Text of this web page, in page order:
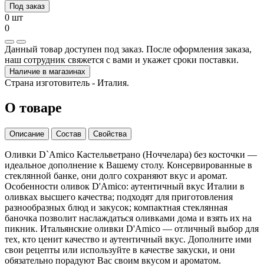
Под заказ
0 шт
0
Данный товар доступен под заказ. После оформления заказа,
наш сотрудник свяжется с вами и укажет сроки поставки.
Наличие в магазинах
Страна изготовитель - Италия.
О товаре
Описание Состав Свойства
Оливки D`Amico Кастельветрано (Ноччелара) без косточки —
идеальное дополнение к Вашему столу. Консервированные в
стеклянной банке, они долго сохраняют вкус и аромат.
Особенности оливок D'Amico: аутентичный вкус Италии в
оливках высшего качества; подходят для приготовления
разнообразных блюд и закусок; компактная стеклянная
баночка позволит наслаждаться оливками дома и взять их на
пикник. Итальянские оливки D'Amico — отличный выбор для
тех, кто ценит качество и аутентичный вкус. Дополните ими
свои рецепты или используйте в качестве закуски, и они
обязательно порадуют Вас своим вкусом и ароматом.